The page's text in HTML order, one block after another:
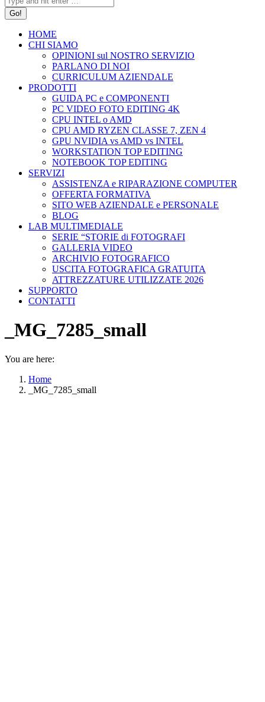
HOME
CHI SIAMO
OPINIONI sul NOSTRO SERVIZIO
PARLANO DI NOI
CURRICULUM AZIENDALE
PRODOTTI
GUIDA PC e COMPONENTI
PC VIDEO FOTO EDITING 4K
CPU INTEL o AMD
CPU AMD RYZEN CLASSE 7, ZEN 4
GPU NVIDIA vs AMD vs INTEL
WORKSTATION TOP EDITING
NOTEBOOK TOP EDITING
SERVIZI
ASSISTENZA e RIPARAZIONE COMPUTER
OFFERTA FORMATIVA
SITO WEB AZIENDALE e PERSONALE
BLOG
LAB MULTIMEDIALE
SERIE “STORIE di FOTOGRAFI
GALLERIA VIDEO
ARCHIVIO FOTOGRAFICO
USCITA FOTOGRAFICA GRATUITA
ATTREZZATURE UTILIZZATE 2026
SUPPORTO
CONTATTI
_MG_7285_small
You are here:
Home
_MG_7285_small